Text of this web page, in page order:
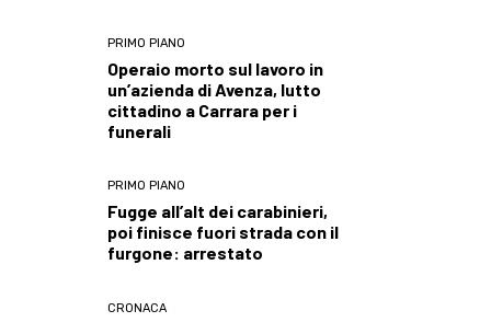
PRIMO PIANO
Operaio morto sul lavoro in
un’azienda di Avenza, lutto
cittadino a Carrara per i
funerali
PRIMO PIANO
Fugge all’alt dei carabinieri,
poi finisce fuori strada con il
furgone: arrestato
CRONACA